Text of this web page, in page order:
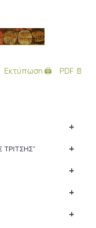
Εκτύπωση 🖨 PDF 📄
+
+
+
+
+